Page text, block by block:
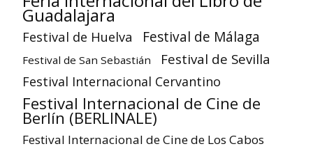
Guadalajara
Festival de Huelva Festival de Málaga
Festival de San Sebastián Festival de Sevilla
Festival Internacional Cervantino
Festival Internacional de Cine de
Berlín (BERLINALE)
Festival Internacional de Cine de Los Cabos